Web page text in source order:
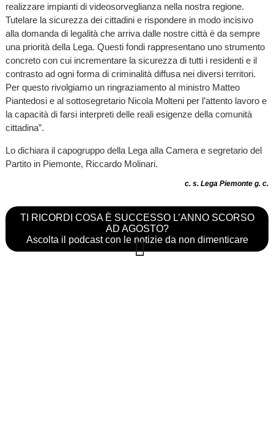
realizzare impianti di videosorveglianza nella nostra regione.
Tutelare la sicurezza dei cittadini e rispondere in modo incisivo
alla domanda di legalità che arriva dalle nostre città è da sempre
una priorità della Lega. Questi fondi rappresentano uno strumento
concreto con cui incrementare la sicurezza di tutti i residenti e il
contrasto ad ogni forma di criminalità diffusa nei diversi territori.
Per questo rivolgiamo un ringraziamento al ministro Matteo
Piantedosi e al sottosegretario Nicola Molteni per l’attento lavoro e
la capacità di farsi interpreti delle reali esigenze della comunità
cittadina”.
Lo dichiara il capogruppo della Lega alla Camera e segretario del
Partito in Piemonte, Riccardo Molinari.
c. s. Lega Piemonte g. c.
TI RICORDI COSA È SUCCESSO L’ANNO SCORSO
AD AGOSTO?
Ascolta il podcast con le notizie da non dimenticare